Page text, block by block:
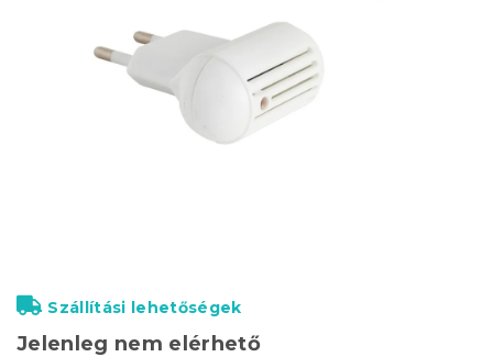
Jelenleg nem elérhető
Szállítási lehetőségek